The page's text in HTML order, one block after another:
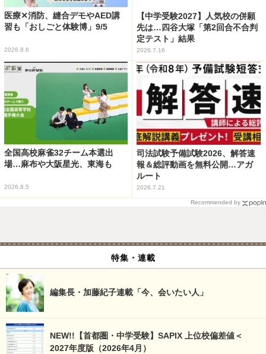
医療✕消防、縫合デモやAED講
習も「おしごと体験博」9/5
2026.8.6
【中学受験2027】人気校の併願
先は…四谷大塚「第2回合不合判
定テスト」結果
2026.7.16
全国高校麻雀32チーム本選出
場…麻布や大阪星光、東海も
2026.8.5
司法試験予備試験2026、解答速
報＆総評動画を無料公開…アガ
ルート
2026.7.21
Recommended by
特集・連載
編集長・加藤紀子連載「今、会いたい人」
NEW!!【首都圏・中学受験】SAPIX 上位校偏差値＜
2027年度版（2026年4月）